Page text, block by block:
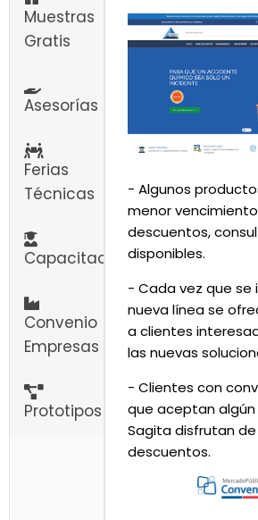
Muestras
Gratis
Asesorías
Ferias
Técnicas
Capacitaciones
Convenio
Empresas
Prototipos
- Algunos
menor
descuentos,
disponibles.
- Cada vez que se
nueva línea se
a clientes
las nuevas
- Clientes con
que aceptan
Sagita disfrutan
descuentos.